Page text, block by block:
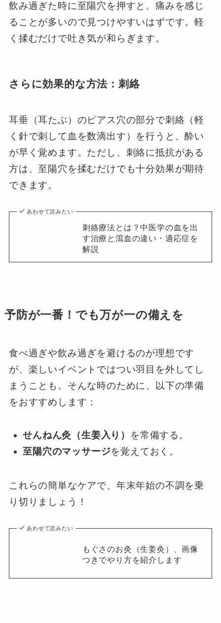
飲み過ぎた時に至陽穴を押すと、痛みを感じ
ることが多いので見つけやすいはずです。軽
く揉むだけで吐き気が和らぎます。
さらに効果的な方法：刺絡
耳垂（耳たぶ）のピアス穴の部分で刺絡（軽
く針で刺して血を数滴出す）を行うと、酔い
が早く覚めます。ただし、刺絡に抵抗がある
方は、至陽穴を揉むだけでも十分効果が期待
できます。
あわせて読みたい
刺絡療法とは？中医学の血を出
す治療と瀉血の違い・適応症を
解説
予防が一番！でも万が一の備えを
食べ過ぎや飲み過ぎを避けるのが理想です
が、楽しいイベントではつい羽目を外してし
まうことも。そんな時のために、以下の準備
をおすすめします：
せんねん灸（生姜入り） を常備する。
至陽穴のマッサージを覚えておく。
これらの簡単なケアで、年末年始の不調を乗
り切りましょう！
あわせて読みたい
もぐさのお灸（生姜灸）、画像
つきでやり方を紹介します